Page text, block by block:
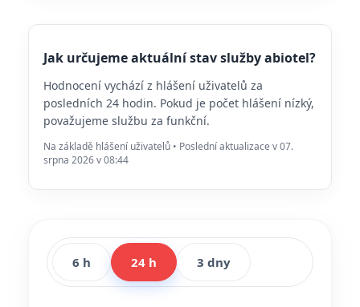
Jak určujeme aktuální stav služby abiotel?
Hodnocení vychází z hlášení uživatelů za
posledních 24 hodin. Pokud je počet hlášení nízký,
považujeme službu za funkční.
Na základě hlášení uživatelů • Poslední aktualizace v 07.
srpna 2026 v 08:44
6 h 24 h 3 dny